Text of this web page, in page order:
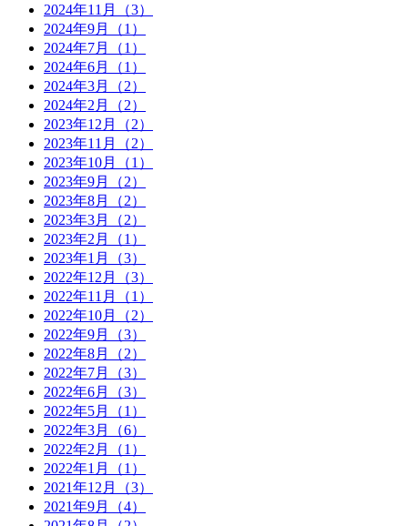
2024年11月（3）
2024年9月（1）
2024年7月（1）
2024年6月（1）
2024年3月（2）
2024年2月（2）
2023年12月（2）
2023年11月（2）
2023年10月（1）
2023年9月（2）
2023年8月（2）
2023年3月（2）
2023年2月（1）
2023年1月（3）
2022年12月（3）
2022年11月（1）
2022年10月（2）
2022年9月（3）
2022年8月（2）
2022年7月（3）
2022年6月（3）
2022年5月（1）
2022年3月（6）
2022年2月（1）
2022年1月（1）
2021年12月（3）
2021年9月（4）